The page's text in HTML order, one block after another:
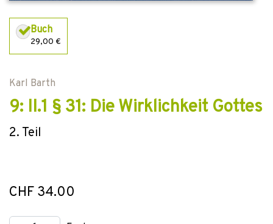
Buch
29,00 €
Karl Barth
9: II.1 § 31: Die Wirklichkeit Gottes
2. Teil
CHF 34.00